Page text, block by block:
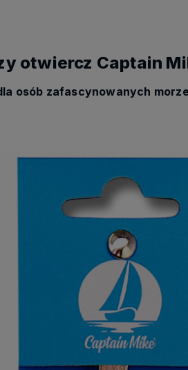
otwiercz Captain
osób zafascynowanych